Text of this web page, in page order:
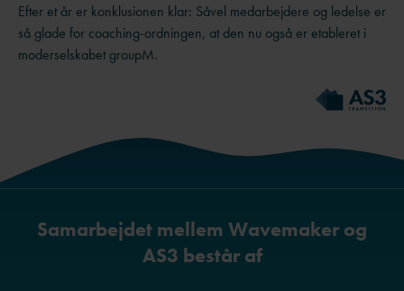
Efter et år er konklusionen klar: Såvel medarbejdere og ledelse er
så glade for coaching-ordningen, at den nu også er etableret i
moderselskabet groupM.
Samarbejdet mellem Wavemaker og
AS3 består af